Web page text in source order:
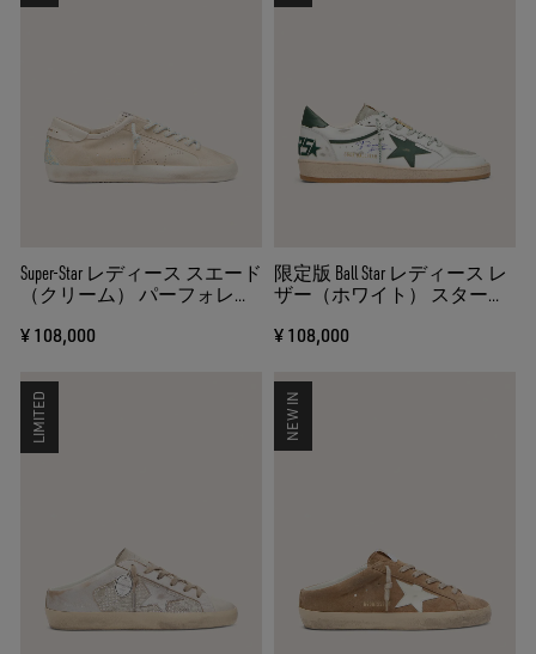
Super-Star レディース スエード
（クリーム） パーフォレー
ル
¥ 108,000
限定版 Ball Star レディース レ
ザー（ホワイト） スター
¥ 108,000
LIMITED NEW IN